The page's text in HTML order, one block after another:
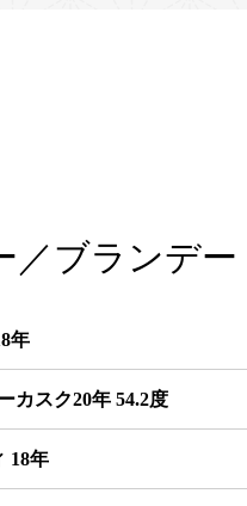
／ブランデー
年
カスク20年 54.2度
18年